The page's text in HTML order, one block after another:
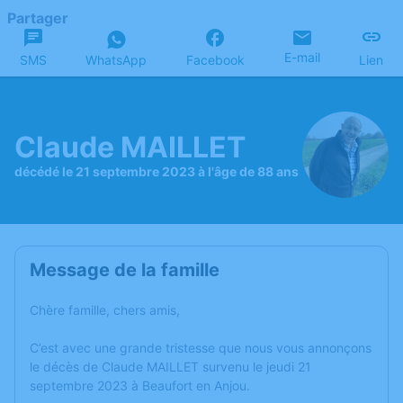
Partager
SMS WhatsApp Facebook E-mail Lien
Claude MAILLET
décédé le 21 septembre 2023 à l'âge de 88 ans
Message de la famille
Chère famille, chers amis,
C’est avec une grande tristesse que nous vous annonçons
le décès de Claude MAILLET survenu le jeudi 21
septembre 2023 à Beaufort en Anjou.